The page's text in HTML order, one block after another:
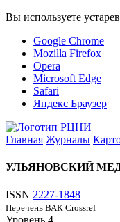
Вы используете
Google Chrome
Mozilla Firefox
Opera
Microsoft Edge
Safari
Яндекс Браузер
Главная Журналы
УЛЬЯНОВСКИЙ
ISSN 2227-1848
Перечень ВАК Crossref
Уровень 4